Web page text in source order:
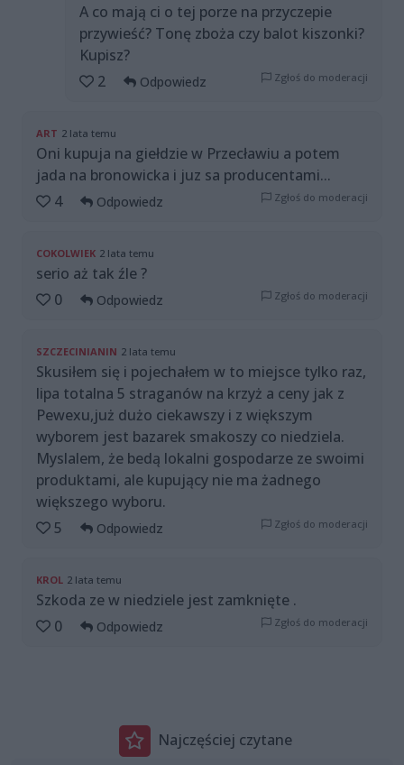
A co mają ci o tej porze na przyczepie
przywieść? Tonę zboża czy balot kiszonki?
Kupisz?
2
Odpowiedz Zgłoś do moderacji
ART 2 lata temu
Oni kupuja na giełdzie w Przecławiu a potem
jada na bronowicka i juz sa producentami...
4
Odpowiedz Zgłoś do moderacji
COKOLWIEK 2 lata temu
serio aż tak źle ?
0
Odpowiedz Zgłoś do moderacji
SZCZECINIANIN 2 lata temu
Skusiłem się i pojechałem w to miejsce tylko raz,
lipa totalna 5 straganów na krzyż a ceny jak z
Pewexu,już dużo ciekawszy i z większym
wyborem jest bazarek smakoszy co niedziela.
Myslalem, że bedą lokalni gospodarze ze swoimi
produktami, ale kupujący nie ma żadnego
większego wyboru.
5
Odpowiedz Zgłoś do moderacji
KROL 2 lata temu
Szkoda ze w niedziele jest zamknięte .
0
Odpowiedz Zgłoś do moderacji
Najczęściej czytane